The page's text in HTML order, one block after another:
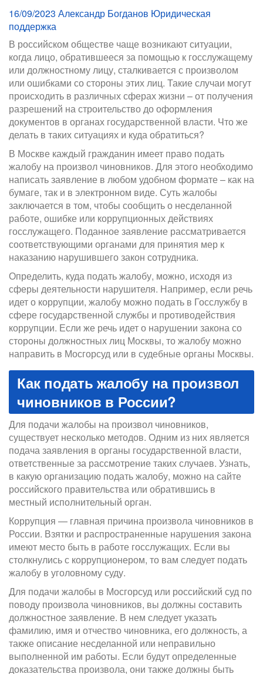
16/09/2023 Александр Богданов Юридическая
поддержка
В российском обществе чаще возникают ситуации,
когда лицо, обратившееся за помощью к госслужащему
или должностному лицу, сталкивается с произволом
или ошибками со стороны этих лиц. Такие случаи могут
происходить в различных сферах жизни – от получения
разрешений на строительство до оформления
документов в органах государственной власти. Что же
делать в таких ситуациях и куда обратиться?
В Москве каждый гражданин имеет право подать
жалобу на произвол чиновников. Для этого необходимо
написать заявление в любом удобном формате – как на
бумаге, так и в электронном виде. Суть жалобы
заключается в том, чтобы сообщить о несделанной
работе, ошибке или коррупционных действиях
госслужащего. Поданное заявление рассматривается
соответствующими органами для принятия мер к
наказанию нарушившего закон сотрудника.
Определить, куда подать жалобу, можно, исходя из
сферы деятельности нарушителя. Например, если речь
идет о коррупции, жалобу можно подать в Госслужбу в
сфере государственной службы и противодействия
коррупции. Если же речь идет о нарушении закона со
стороны должностных лиц Москвы, то жалобу можно
направить в Мосгорсуд или в судебные органы Москвы.
Как подать жалобу на произвол
чиновников в России?
Для подачи жалобы на произвол чиновников,
существует несколько методов. Одним из них является
подача заявления в органы государственной власти,
ответственные за рассмотрение таких случаев. Узнать,
в какую организацию подать жалобу, можно на сайте
российского правительства или обратившись в
местный исполнительный орган.
Коррупция — главная причина произвола чиновников в
России. Взятки и распространенные нарушения закона
имеют место быть в работе госслужащих. Если вы
столкнулись с коррупционером, то вам следует подать
жалобу в уголовному суду.
Для подачи жалобы в Мосгорсуд или российский суд по
поводу произвола чиновников, вы должны составить
должностное заявление. В нем следует указать
фамилию, имя и отчество чиновника, его должность, а
также описание несделанной или неправильно
выполненной им работы. Если будут определенные
доказательства произвола, они также должны быть